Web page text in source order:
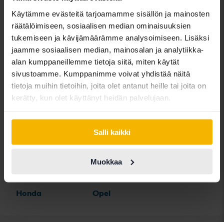
Käytämme evästeitä tarjoamamme sisällön ja mainosten
räätälöimiseen, sosiaalisen median ominaisuuksien
tukemiseen ja kävijämäärämme analysoimiseen. Lisäksi
jaamme sosiaalisen median, mainosalan ja analytiikka-
alan kumppaneillemme tietoja siitä, miten käytät
sivustoamme. Kumppanimme voivat yhdistää näitä
tietoja muihin tietoihin, joita olet antanut heille tai joita on
kerätty, kun olet käyttänyt heidän palvelujaan.
Salli kaikki
Muokkaa
BYD
Cadillac
Chevrolet
Chrysler
Citroen
Dacia
Dodge
Honda
Land Rover
Lexus
Lynk&Co
Maserati
Mazda
Mercedes
MG
Mitsubishi
Opel
Saab
SEAT
Skoda
Subaru
Suzuki
Tesla
Toyota